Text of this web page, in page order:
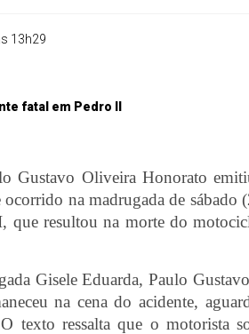
13h29
Gustavo Oliveira Honorato
na madrugada de
que resultou na morte do
Gisele Eduarda, Paulo
na cena do acidente,
texto ressalta que o motorista